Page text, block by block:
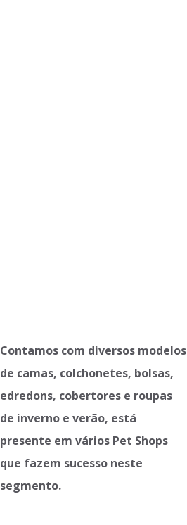
Contamos com diversos modelos
de camas, colchonetes, bolsas,
edredons, cobertores e roupas
de inverno e verão, está
presente em vários Pet Shops
que fazem sucesso neste
segmento.